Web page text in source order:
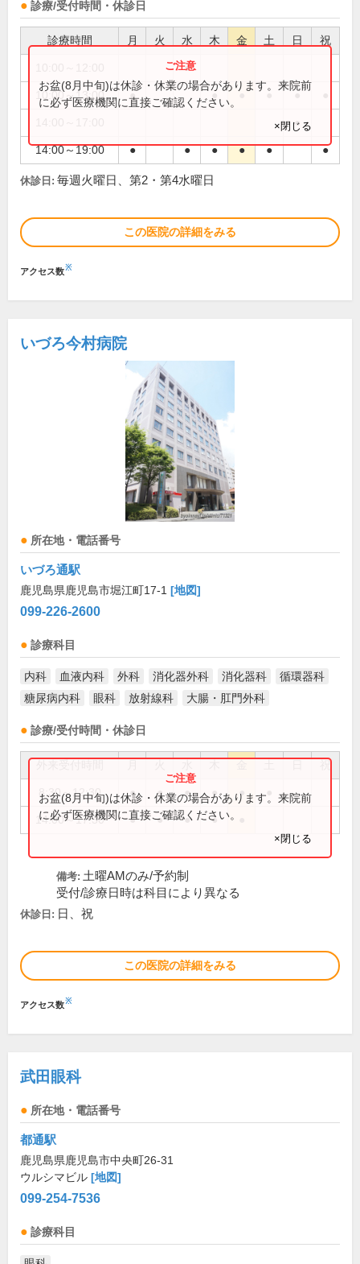
診療/受付時間・休診日
診療時間 月 火 水 木 金 土 日 祝
●
10:00～13:00 ● ● ● ● ●
●
14:00～19:00 ● ● ● ● ● ●
お盆(8月中旬)は休診・休業の場合があります。来院前
に必ず医療機関に直接ご確認ください。
×閉じる
休診日: 毎週火曜日、第2・第4水曜日
この医院の詳細をみる
アクセス数※
いづろ今村病院
所在地・電話番号
いづろ通駅
鹿児島県鹿児島市堀江町17-1 [地図]
099-226-2600
診療科目
内科 血液内科 外科 消化器外科 消化器科
循環器科
糖尿病内科
眼科 放射線科 大腸・肛門外科
診療/受付時間・休診日
祝
8:30～12:30 ● ● ● ● ●
14:00～17:30 ● ● ● ●
お盆(8月中旬)は休診・休業の場合があります。来院前
に必ず医療機関に直接ご確認ください。
×閉じる
備考: 土曜AMのみ/予約制
受付/診療日時は科目により異なる
休診日: 日、祝
この医院の詳細をみる
アクセス数※
武田眼科
所在地・電話番号
都通駅
鹿児島県鹿児島市中央町26-31
ウルシマビル [地図]
099-254-7536
診療科目